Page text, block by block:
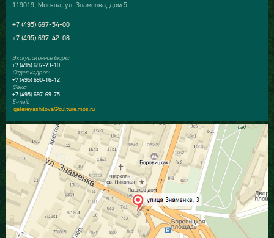
119019, Москва, ул. Знаменка, дом 5
+7 (495) 697-54-00
+7 (495) 697-42-08
Экскурсионное бюро:
+7 (495) 697-73-10
Отдел кадров:
+7 (495) 690-16-12
Факс:
+7 (495) 697-69-75
E-mail:
galereyashilova@culture.mos.ru